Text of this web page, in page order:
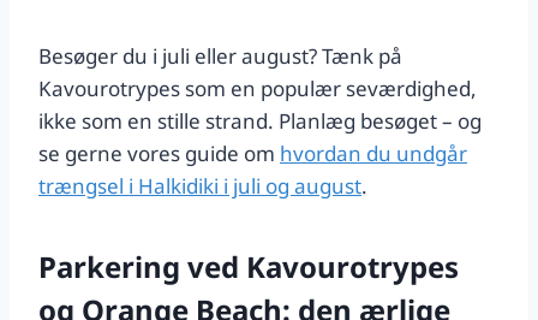
Besøger du i juli eller august? Tænk på
Kavourotrypes som en populær seværdighed,
ikke som en stille strand. Planlæg besøget – og
se gerne vores guide om hvordan du undgår
trængsel i Halkidiki i juli og august.
Parkering ved Kavourotrypes
og Orange Beach: den ærlige